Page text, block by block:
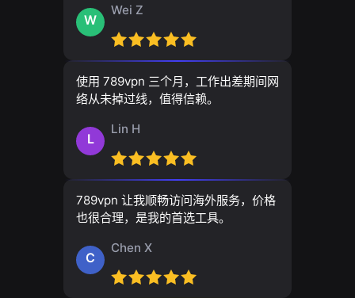
W
Wei Z
使用 789vpn 三个月，工作出差期间网
络从未掉过线，值得信赖。
L
Lin H
789vpn 让我顺畅访问海外服务，价格
也很合理，是我的首选工具。
C
Chen X